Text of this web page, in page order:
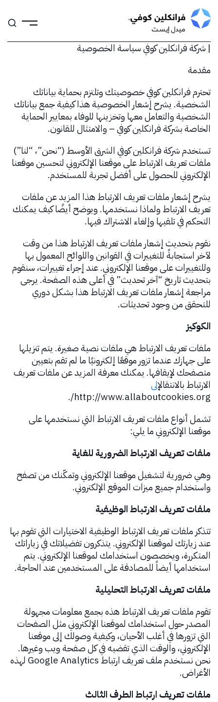
Skip
to
content
| شركة فرانكلين كوفي سياسة الخصوصية
مقدمة
تحترم فرانكلين كوفي خصوصيتك وتلتزم بحماية بياناتك
الشخصية. يشرح إشعار الخصوصية هذا كيفية جمع بياناتك
الشخصية والتعامل معها وتخزينها للوفاء بمعايير الحماية
الخاصة بشركة فرانكلين كوفي – والامتثال للقانون.
تستخدم شركة فرانكلين كوفي الشرق الأوسط (“نحن”، “لنا”)
ملفات تعريف الارتباط على موقعنا الإلكتروني لتحسين موقعنا
الإلكتروني للحصول على أفضل تجربة للمستخدم.
يشرح إشعار ملفات تعريف الارتباط هذا المزيد عن ملفات
تعريف الارتباط ولماذا نستخدمها. ويوضح أيضًا كيف يمكنك
التحكم في تلقيها وإلغاء الاشتراك فيها.
نقوم بتحديث إشعار ملفات تعريف الارتباط هذا من وقت
لآخر استجابةً للتغييرات في القوانين واللوائح المعمول بها
وللتغييرات على موقعنا الإلكتروني. عند إجراء تغييرات، سنقوم
بتحديث تاريخ “آخر تحديث” في أعلى هذه الصفحة. يرجى
مراجعة إشعار ملفات تعريف الارتباط هذا بشكل دوري
للتحقق من وجود تحديثات.
الكوكيز
ملفات تعريف الارتباط هي ملفات نصية صغيرة. يتم تنزيلها
على جهازك عندما تزور موقعًا إلكترونيًا ما لم تقم بتعيين
متصفحك لإيقافها. يمكنك معرفة المزيد عن ملفات تعريف
الارتباط بالانتقالإلى
http://www.allaboutcookies.org/.
تشمل أنواع ملفات تعريف الارتباط التي نستخدمها على
موقعنا الإلكتروني ما يلي:
ملفات تعريف الارتباط الضرورية للغاية
وهي ضرورية لتشغيل موقعنا الإلكتروني وتمكّنك من تصفح
واستخدام جميع ميزات الموقع الإلكتروني.
ملفات تعريف الارتباط الوظيفية
تتذكر ملفات تعريف الارتباط الوظيفية الاختيارات التي تقوم بها
عند زيارتك لموقعنا الإلكتروني. يتذكرون تفضيلاتك في زياراتك
المتكررة، ويخصصون استخدامك لموقعنا الإلكتروني. يتم
استخدامها أيضاً للمصادقة على المستخدمين عند الحاجة.
ملفات تعريف الارتباط التحليلية
تقوم ملفات تعريف الارتباط هذه بجمع معلومات مجهولة
المصدر حول استخدامك لموقعنا الإلكتروني مثل الصفحات
التي تزورها في أغلب الأحيان، وكيفية وصولك إلى موقعنا
الإلكتروني، والوقت الذي تقضيه في كل صفحة ويب وغيرها.
نحن نستخدم ملف تعريف ارتباط Google Analytics لهذه
الأغراض.
ملفات تعريف ارتباط الطرف الثالث